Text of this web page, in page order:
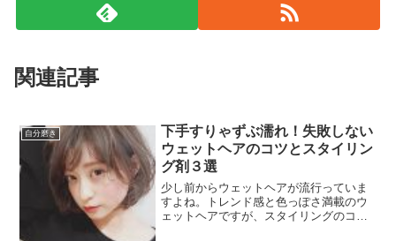
関連記事
自分磨き
下手すりゃずぶ濡れ！失敗しない
ウェットヘアのコツとスタイリン
グ剤３選
少し前からウェットヘアが流行っていま
すよね。トレンド感と色っぽさ満載のウ
ェットヘアですが、スタイリングのコツ